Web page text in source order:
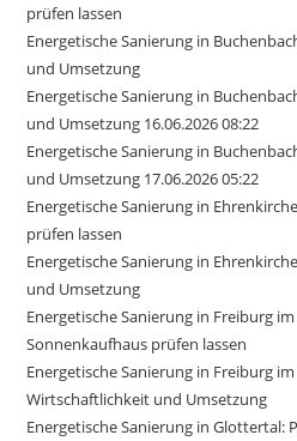
prüfen lassen
Energetische Sanierung in
und Umsetzung
Energetische Sanierung in
und Umsetzung 16.06.2026 08:22
Energetische Sanierung in
und Umsetzung 17.06.2026 05:22
Energetische Sanierung in
prüfen lassen
Energetische Sanierung in
und Umsetzung
Energetische Sanierung in Freiburg
Sonnenkaufhaus prüfen lassen
Energetische Sanierung in Freiburg
Wirtschaftlichkeit und Umsetzung
Energetische Sanierung in Glottertal: